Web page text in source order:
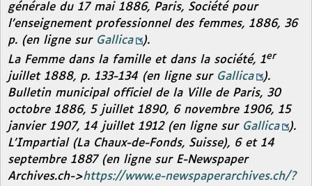
générale du 17 mai 1886, Paris, Société pour
l’enseignement professionnel des femmes, 1886, 36
p. (en ligne sur Gallica
).
La Femme dans la famille et dans la société, 1er
juillet 1888, p. 133-134 (en ligne sur Gallica
).
Bulletin municipal officiel de la Ville de Paris, 30
octobre 1886, 5 juillet 1890, 6 novembre 1906, 15
janvier 1907, 14 juillet 1912 (en ligne sur Gallica
).
L’Impartial (La Chaux-de-Fonds, Suisse), 6 et 14
septembre 1887 (en ligne sur E-Newspaper
Archives.ch->https://www.e-newspaperarchives.ch/?